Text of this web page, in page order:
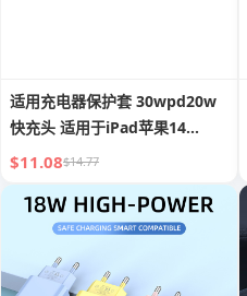
适用充电器保护套 30wpd20w
快充头 适用于iPad苹果14
iPhone13pro充电插头
12Promax手机11数据线Xs套
8P插头Type-c
$11.08$14.77